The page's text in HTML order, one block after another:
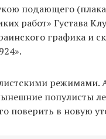
подающего
работ» Густава
графика и
популисты
поверить в новую